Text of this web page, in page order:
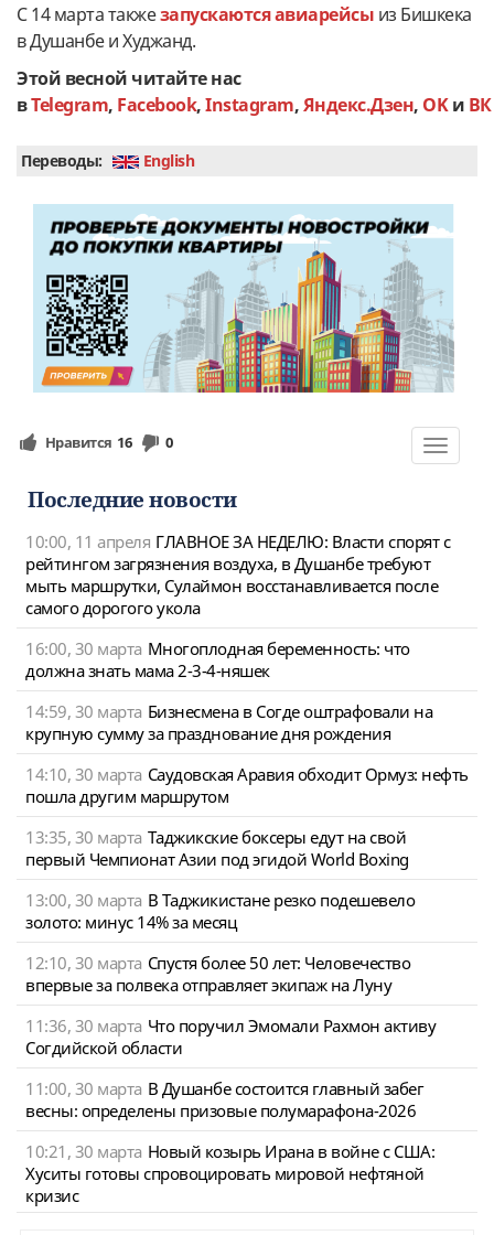
С 14 марта такжезапускаются авиарейсы из Бишкека
в Душанбе и Худжанд.
Этой весной читайте нас
вTelegram, Facebook,Instagram,Яндекс.Дзен, OKи ВК
Переводы: English
Toggle
Нравится 16 0
Последние новости
10:00, 11 апреля ГЛАВНОЕ ЗА НЕДЕЛЮ: Власти спорят с
рейтингом загрязнения воздуха, в Душанбе требуют
мыть маршрутки, Сулаймон восстанавливается после
самого дорогого укола
16:00, 30 марта Многоплодная беременность: что
должна знать мама 2-3-4-няшек
14:59, 30 марта Бизнесмена в Согде оштрафовали на
крупную сумму за празднование дня рождения
14:10, 30 марта Саудовская Аравия обходит Ормуз: нефть
пошла другим маршрутом
13:35, 30 марта Таджикские боксеры едут на свой
первый Чемпионат Азии под эгидой World Boxing
13:00, 30 марта В Таджикистане резко подешевело
золото: минус 14% за месяц
12:10, 30 марта Спустя более 50 лет: Человечество
впервые за полвека отправляет экипаж на Луну
11:36, 30 марта Что поручил Эмомали Рахмон активу
Согдийской области
11:00, 30 марта В Душанбе состоится главный забег
весны: определены призовые полумарафона-2026
10:21, 30 марта Новый козырь Ирана в войне с США:
Хуситы готовы спровоцировать мировой нефтяной
кризис